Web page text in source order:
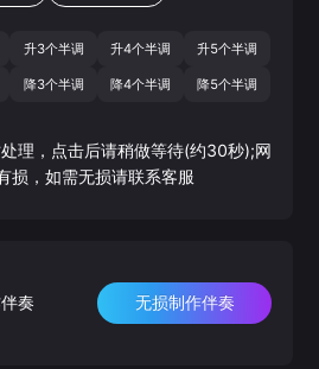
升3个半调 升4个半调 升5个半调
降3个半调 降4个半调 降5个半调
理，点击后请稍做等待(约30秒);网
损，如需无损请联系客服
奏 无损制作伴奏